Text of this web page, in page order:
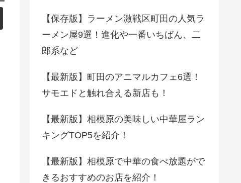
【保存版】ラーメン激戦区町田の人気ラ
ーメン屋9選！進化や一番いちばん、二
郎系など
【最新版】町田のアニマルカフェ6選！
サモエドと触れ合える新店も！
【最新版】相模原の美味しい中華屋ラン
キングTOP5を紹介！
【最新版】相模原で中華の食べ放題がで
きるおすすめのお店を紹介！